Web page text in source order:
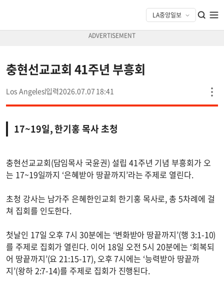
충현선교교회 41주년 부흥회
Los Angeles 2026.07.07 18:41
17~19일, 한기홍 목사 초청
충현선교교회(담임목사 국윤권) 설립 41주년 기념 부흥회가 오
는 17~19일까지 ‘은혜받아 땅끝까지’라는 주제로 열린다.
초청 강사는 남가주 은혜한인교회 한기홍 목사로, 총 5차례에 걸
쳐 집회를 인도한다.
첫날인 17일 오후 7시 30분에는 ‘변화받아 땅끝까지’(행 3:1-10)
를 주제로 집회가 열린다. 이어 18일 오전 5시 20분에는 ‘회복되
어 땅끝까지’(요 21:15-17), 오후 7시에는 ‘능력받아 땅끝까
지’(왕하 2:7-14)를 주제로 집회가 진행된다.